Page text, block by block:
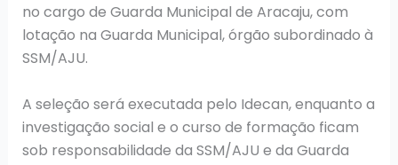
no cargo de Guarda Municipal de Aracaju, com
lotação na Guarda Municipal, órgão subordinado à
SSM/AJU.
A seleção será executada pelo Idecan, enquanto a
investigação social e o curso de formação ficam
sob responsabilidade da SSM/AJU e da Guarda